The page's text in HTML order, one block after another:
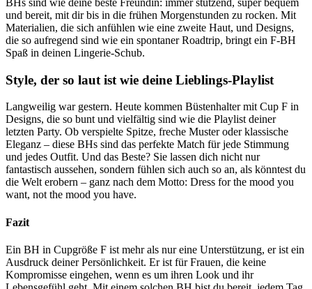
und bereit, mit dir bis in die frühen Morgenstunden zu rocken. Mit
Materialien, die sich anfühlen wie eine zweite Haut, und Designs,
die so aufregend sind wie ein spontaner Roadtrip, bringt ein F-BH
Spaß in deinen Lingerie-Schub.
Style, der so laut ist wie deine Lieblings-Playlist
Langweilig war gestern. Heute kommen Büstenhalter mit Cup F in
Designs, die so bunt und vielfältig sind wie die Playlist deiner
letzten Party. Ob verspielte Spitze, freche Muster oder klassische
Eleganz – diese BHs sind das perfekte Match für jede Stimmung
und jedes Outfit. Und das Beste? Sie lassen dich nicht nur
fantastisch aussehen, sondern fühlen sich auch so an, als könntest du
die Welt erobern – ganz nach dem Motto: Dress for the mood you
want, not the mood you have.
Fazit
Ein BH in Cupgröße F ist mehr als nur eine Unterstützung, er ist ein
Ausdruck deiner Persönlichkeit. Er ist für Frauen, die keine
Kompromisse eingehen, wenn es um ihren Look und ihr